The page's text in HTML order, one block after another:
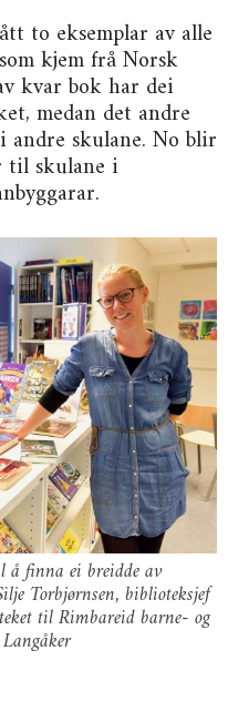
to eksemplar av alle
kjem frå Norsk
kvar bok har dei
medan det andre
andre skulane. No blir
til skulane i
finna ei breidde av
Torbjørnsen, biblioteksjef
til Rimbareid barne- og